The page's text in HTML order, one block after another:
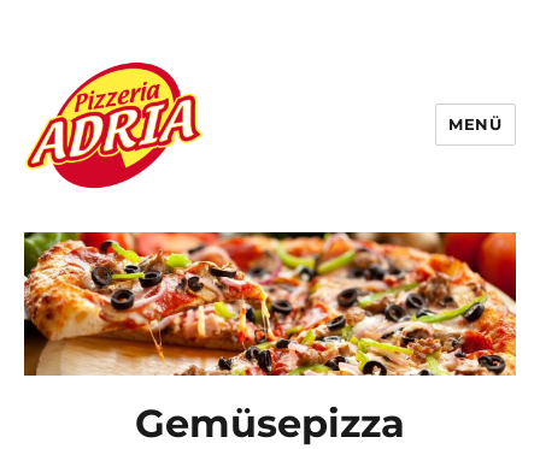
Pizzeria Adria
MENÜ
Gemüsepizza